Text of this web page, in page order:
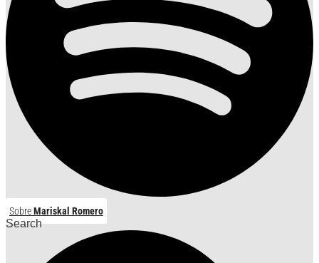
SobreMariskal Romero
Search